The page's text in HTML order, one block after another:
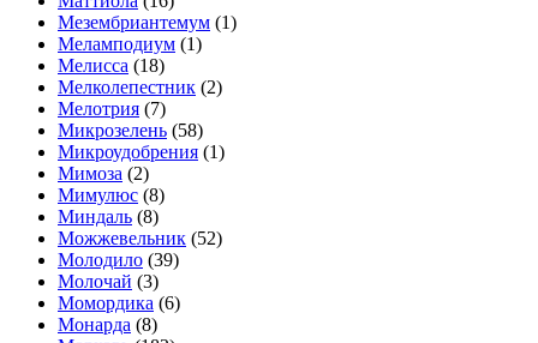
Мезембриантемум (1)
Меламподиум (1)
Мелисса (18)
Мелколепестник (2)
Мелотрия (7)
Микрозелень (58)
Микроудобрения (1)
Мимоза (2)
Мимулюс (8)
Миндаль (8)
Можжевельник (52)
Молодило (39)
Молочай (3)
Момордика (6)
Монарда (8)